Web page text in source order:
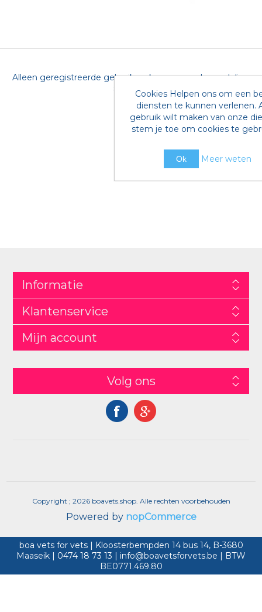
Alleen geregistreerde gebruikers kunnen een beoordeling
schrijven
Informatie
Klantenservice
Mijn account
Volg ons
Copyright ; 2026 boavets.shop. Alle rechten voorbehouden
Powered by nopCommerce
Cookies Helpen ons om een
diensten te kunnen verlenen.
gebruik wilt maken van onze
stem je toe om cookies te
Ok Meer weten
boa vets for vets | Kloosterbempden 14 bus 14, B-3680
Maaseik | 0474 18 73 13 | info@boavetsforvets.be | BTW
BE0771.469.80